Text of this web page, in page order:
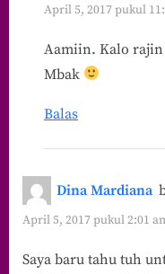
April 5, 2017 pukul
Aamiin. Kalo
Mbak
Balas
Dina Mardiana
April 5, 2017 pukul 2:01
Saya baru tahu tuh